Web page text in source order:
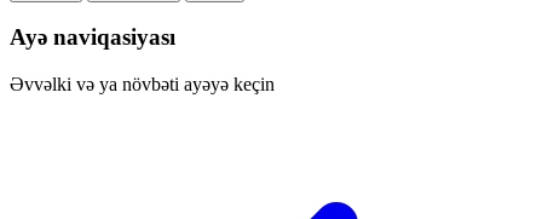
Ayə naviqasiyası
Əvvəlki və ya növbəti ayəyə keçin